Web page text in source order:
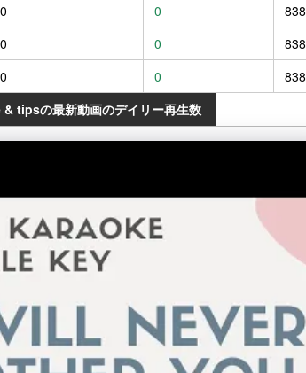
0 838
0 838
0 838
tipsの最新動画のデイリー再生数